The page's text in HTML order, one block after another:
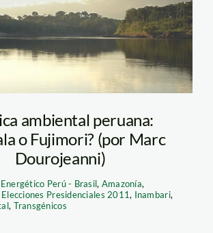
ambiental peruana:
o Fujimori? (por Marc
Dourojeanni)
Perú - Brasil, Amazonía,
Elecciones Presidenciales 2011, Inambari,
, Transgénicos